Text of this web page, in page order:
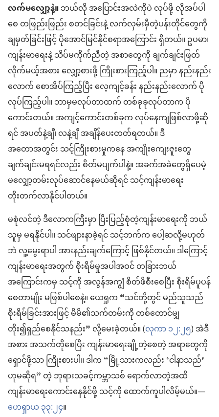
လက်မလျှော့နဲ့။ဘယ်လို အပြောင်းအလဲကိုပဲ လုပ်ဖို့ လိုအပ်ပါ
စေ တဖြည်းဖြည်း စတင်ခြင်းနဲ့ လက်လှမ်းမှီတဲ့ပန်းတိုင်တွေကို
ချမှတ်ခြင်းဖြင့် ပိုအောင်မြင်နိုင်စရာအကြောင်း ရှိတယ်။ ဥပမာ၊
ကျန်းမာရေးနဲ့ သိပ်မကိုက်ညီတဲ့ အစာတွေကို ချက်ချင်းဖြတ်
လိုက်မယ့်အစား လျှော့စားဖို့ ကြိုးစားကြည့်ပါ။ ညမှာ နည်းနည်း
လောက် စောအိပ်ကြည့်ပြီး လေ့ကျင့်ခန်း နည်းနည်းလောက် ပို
လုပ်ကြည့်ပါ။ ဘာမှမလုပ်တာထက် တစ်ခုခုလုပ်တာက ပို
ကောင်းတယ်။ အကျင့်ကောင်းတစ်ခုက လုပ်နေကျဖြစ်လာဖို့ဆို
ရင် အပတ်နဲ့ချီ၊ လနဲ့ချီ အချိန်ပေးတတ်ရတယ်။ ဒီ
အတောအတွင်း သင့်ကြိုးစားမှုကနေ အကျိုးကျေးဇူးတွေ
ချက်ချင်းမရရင်လည်း စိတ်မပျက်ပါနဲ့။ အခက်အခဲတွေရှိပေမဲ့
မလျှော့တမ်းလုပ်ဆောင်နေမယ်ဆိုရင် သင့်ကျန်းမာရေး
တိုးတက်လာနိုင်ပါတယ်။
မစုံလင်တဲ့ ဒီလောကကြီးမှာ ပြီးပြည့်စုံတဲ့ကျန်းမာရေးကို ဘယ်
သူမှ မရနိုင်ပါ။ သင်ဖျားနာခဲ့ရင် သင့်ဘက်က ပေါ့ဆလို့မဟုတ်
ဘဲ လူ့မွေးရာပါ အားနည်းချက်ကြောင့် ဖြစ်နိုင်တယ်။ ဒါကြောင့်
ကျန်းမာရေးအတွက် စိုးရိမ်မှုအပါအဝင် တခြားဘယ်
အကြောင်းကမှ သင့်ကို အလွန်အကျွံ စိတ်ဖိစီးစေပြီး စိုးရိမ်ပူပန်
စေတာမျိုး မဖြစ်ပါစေနဲ့။ ယေရှုက “သင်တို့တွင် မည်သူသည်
စိုးရိမ်ခြင်းအားဖြင့် မိမိ၏သက်တမ်းကို တစ်တောင်မျှ
တိုး၍ရှည်စေနိုင်သနည်း” လို့မေးခဲ့တယ်။ (လုကာ ၁၂:၂၅) အဲဒီ
အစား အသက်တိုစေပြီး ကျန်းမာရေးချို့တဲ့စေတဲ့ အရာတွေကို
ရှောင်ဖို့သာ ကြိုးစားပါ။ ဒါက “မြို့သားကလည်း ‘ငါနာသည်’
ဟုမဆိုရ” တဲ့ ဘုရားသခင့်ကမ္ဘာသစ် ရောက်လာတဲ့အထိ
ကျန်းမာရေးကောင်းနေနိုင်ဖို့ သင့်ကို ထောက်ကူပါလိမ့်မယ်။—
ဟေရှာယ ၃၃:၂၄။